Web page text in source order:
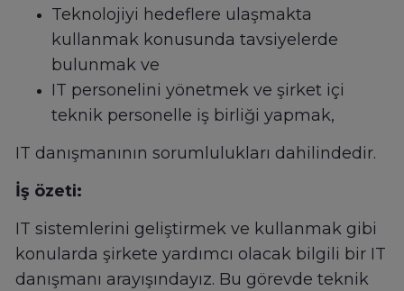
Teknolojiyi hedeflere ulaşmakta
kullanmak konusunda tavsiyelerde
bulunmak ve
IT personelini yönetmek ve şirket içi
teknik personelle iş birliği yapmak,
IT danışmanının sorumlulukları dahilindedir.
İş özeti:
IT sistemlerini geliştirmek ve kullanmak gibi
konularda şirkete yardımcı olacak bilgili bir IT
danışmanı arayışındayız. Bu görevde teknik